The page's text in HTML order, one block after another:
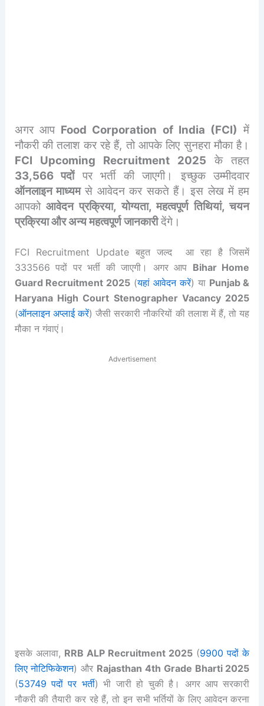
अगर आप Food Corporation of India (FCI) में
नौकरी की तलाश कर रहे हैं, तो आपके लिए सुनहरा मौका है।
FCI Upcoming Recruitment 2025 के तहत
33,566 पदोंपर भर्ती की जाएगी। इच्छुक उम्मीदवार
ऑनलाइन माध्यमसे आवेदन कर सकते हैं। इस लेख में हम
आपकोआवेदन प्रक्रिया, योग्यता, महत्वपूर्ण तिथियां, चयन
प्रक्रिया और अन्य महत्वपूर्ण जानकारीदेंगे।
FCI Recruitment Update बहुत जल्द आ रहा है जिसमें
333566 पदों पर भर्ती की जाएगी। अगर आप Bihar Home
Guard Recruitment 2025 (यहां आवेदन करें) या Punjab &
Haryana High Court Stenographer Vacancy 2025
(ऑनलाइन अप्लाई करें) जैसी सरकारी नौकरियों की तलाश में हैं, तो यह
मौका न गंवाएं।
Advertisement
इसके अलावा, RRB ALP Recruitment 2025 (9900 पदों के
लिए नोटिफिकेशन) और Rajasthan 4th Grade Bharti 2025
(53749 पदों पर भर्ती) भी जारी हो चुकी है। अगर आप सरकारी
नौकरी की तैयारी कर रहे हैं, तो इन सभी भर्तियों के लिए आवेदन करना